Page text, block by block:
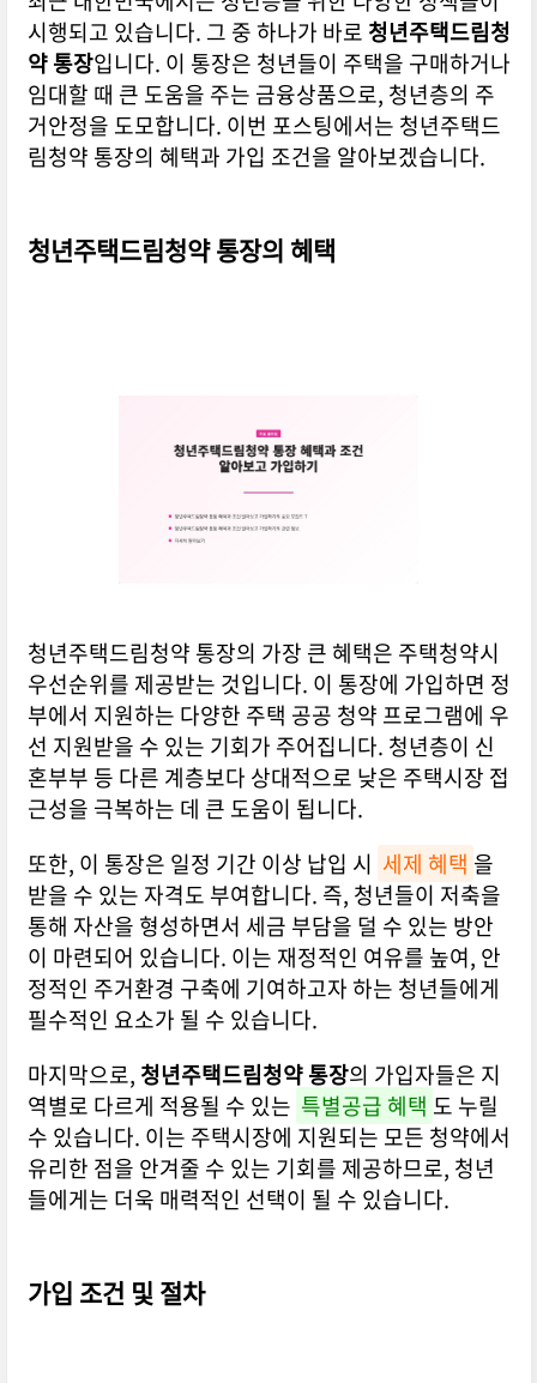
시행되고 있습니다. 그 중 하나가 바로 청년주택드림청
약 통장입니다. 이 통장은 청년들이 주택을 구매하거나
임대할 때 큰 도움을 주는 금융상품으로, 청년층의 주
거안정을 도모합니다. 이번 포스팅에서는 청년주택드
림청약 통장의 혜택과 가입 조건을 알아보겠습니다.
청년주택드림청약 통장의 혜택
청년주택드림청약 통장의 가장 큰 혜택은 주택청약시
우선순위를 제공받는 것입니다. 이 통장에 가입하면 정
부에서 지원하는 다양한 주택 공공 청약 프로그램에 우
선 지원받을 수 있는 기회가 주어집니다. 청년층이 신
혼부부 등 다른 계층보다 상대적으로 낮은 주택시장 접
근성을 극복하는 데 큰 도움이 됩니다.
또한, 이 통장은 일정 기간 이상 납입 시 세제 혜택 을
받을 수 있는 자격도 부여합니다. 즉, 청년들이 저축을
통해 자산을 형성하면서 세금 부담을 덜 수 있는 방안
이 마련되어 있습니다. 이는 재정적인 여유를 높여, 안
정적인 주거환경 구축에 기여하고자 하는 청년들에게
필수적인 요소가 될 수 있습니다.
마지막으로, 청년주택드림청약 통장의 가입자들은 지
역별로 다르게 적용될 수 있는 특별공급 혜택 도 누릴
수 있습니다. 이는 주택시장에 지원되는 모든 청약에서
유리한 점을 안겨줄 수 있는 기회를 제공하므로, 청년
들에게는 더욱 매력적인 선택이 될 수 있습니다.
가입 조건 및 절차